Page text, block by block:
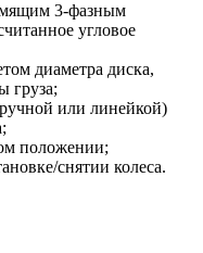
3-фазным
угловое
диаметра диска,
груза;
или линейкой)
положении;
снятии колеса.